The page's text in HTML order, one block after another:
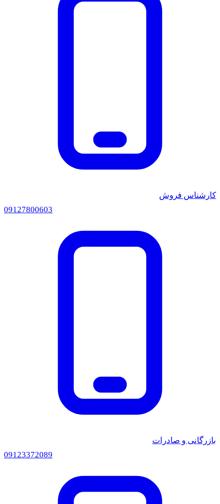
فروش
09127800603
و صادرات
09123372089